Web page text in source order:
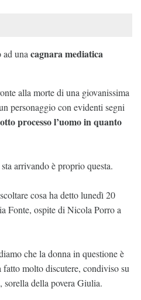
ad una cagnara mediatica
alla morte di una giovanissima
personaggio con evidenti segni
processo l’uomo in quanto
arrivando è proprio questa.
cosa ha detto lunedì 20
Fonte, ospite di Nicola Porro a
che la donna in questione è
fatto molto discutere, condiviso su
sorella della povera Giulia.